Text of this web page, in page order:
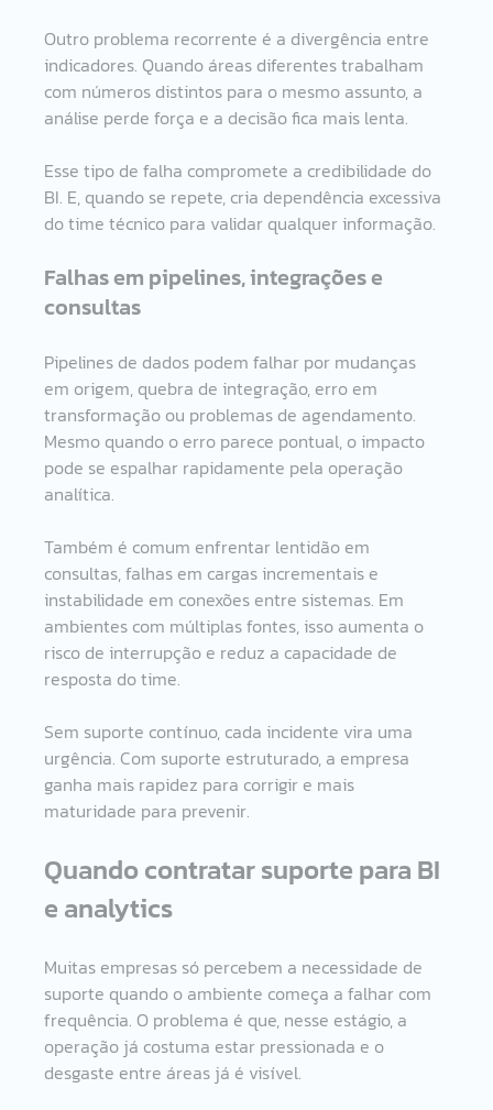
Outro problema recorrente é a divergência entre
indicadores. Quando áreas diferentes trabalham
com números distintos para o mesmo assunto, a
análise perde força e a decisão fica mais lenta.
Esse tipo de falha compromete a credibilidade do
BI. E, quando se repete, cria dependência excessiva
do time técnico para validar qualquer informação.
Falhas em pipelines, integrações e
consultas
Pipelines de dados podem falhar por mudanças
em origem, quebra de integração, erro em
transformação ou problemas de agendamento.
Mesmo quando o erro parece pontual, o impacto
pode se espalhar rapidamente pela operação
analítica.
Também é comum enfrentar lentidão em
consultas, falhas em cargas incrementais e
instabilidade em conexões entre sistemas. Em
ambientes com múltiplas fontes, isso aumenta o
risco de interrupção e reduz a capacidade de
resposta do time.
Sem suporte contínuo, cada incidente vira uma
urgência. Com suporte estruturado, a empresa
ganha mais rapidez para corrigir e mais
maturidade para prevenir.
Quando contratar suporte para BI
e analytics
Muitas empresas só percebem a necessidade de
suporte quando o ambiente começa a falhar com
frequência. O problema é que, nesse estágio, a
operação já costuma estar pressionada e o
desgaste entre áreas já é visível.